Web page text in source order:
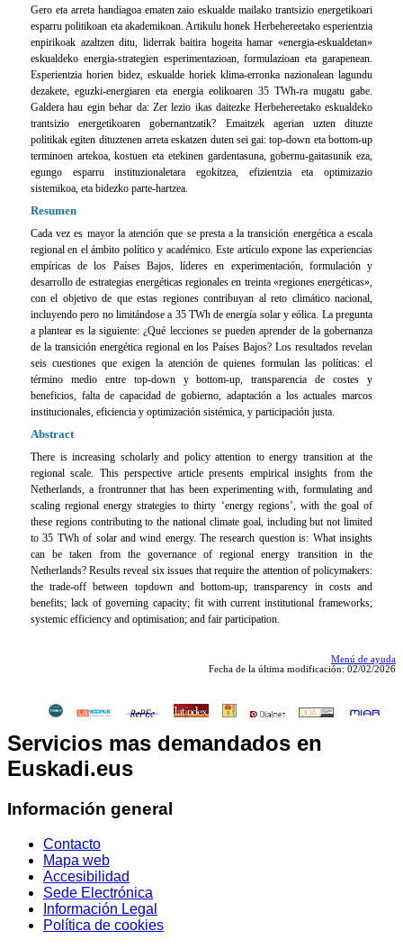
Gero eta arreta handiagoa ematen zaio eskualde mailako trantsizio energetikoari
esparru politikoan eta akademikoan. Artikulu honek Herbehereetako esperientzia
enpirikoak azaltzen ditu, liderrak baitira hogeita hamar «energia-eskualdetan»
eskualdeko energia-strategien esperimentazioan, formulazioan eta garapenean.
Esperientzia horien bidez, eskualde horiek klima-erronka nazionalean lagundu
dezakete, eguzki-energiaren eta energia eolikoaren 35 TWh-ra mugatu gabe.
Galdera hau egin behar da: Zer lezio ikas daitezke Herbehereetako eskualdeko
trantsizio energetikoaren gobernantzatik? Emaitzek agerian uzten dituzte
politikak egiten dituztenen arreta eskatzen duten sei gai: top-down eta bottom-up
terminoen artekoa, kostuen eta etekinen gardentasuna, gobernu-gaitasunik eza,
egungo esparru instituzionaletara egokitzea, efizientzia eta optimizazio
sistemikoa, eta bidezko parte-hartzea.
Resumen
Cada vez es mayor la atención que se presta a la transición energética a escala
regional en el ámbito político y académico. Este artículo expone las experiencias
empíricas de los Países Bajos, líderes en experimentación, formulación y
desarrollo de estrategias energéticas regionales en treinta «regiones energéticas»,
con el objetivo de que estas regiones contribuyan al reto climático nacional,
incluyendo pero no limitándose a 35 TWh de energía solar y eólica. La pregunta
a plantear es la siguiente: ¿Qué lecciones se pueden aprender de la gobernanza
de la transición energética regional en los Países Bajos? Los resultados revelan
seis cuestiones que exigen la atención de quienes formulan las políticas: el
término medio entre top-down y bottom-up, transparencia de costes y
beneficios, falta de capacidad de gobierno, adaptación a los actuales marcos
institucionales, eficiencia y optimización sistémica, y participación justa.
Abstract
There is increasing scholarly and policy attention to energy transition at the
regional scale. This perspective article presents empirical insights from the
Netherlands, a frontrunner that has been experimenting with, formulating and
scaling regional energy strategies to thirty ‘energy regions’, with the goal of
these regions contributing to the national climate goal, including but not limited
to 35 TWh of solar and wind energy. The research question is: What insights
can be taken from the governance of regional energy transition in the
Netherlands? Results reveal six issues that require the attention of policymakers:
the trade-off between topdown and bottom-up; transparency in costs and
benefits; lack of governing capacity; fit with current institutional frameworks;
systemic efficiency and optimisation; and fair participation.
Menú de ayuda
Fecha de la última modificación: 02/02/2026
Servicios mas demandados en
Euskadi.eus
Información general
Contacto
Mapa web
Accesibilidad
Sede Electrónica
Información Legal
Política de cookies